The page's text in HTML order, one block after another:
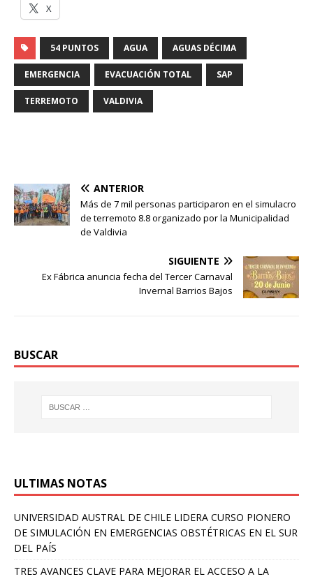
X
54 PUNTOS AGUA AGUAS DÉCIMA
EMERGENCIA EVACUACIÓN TOTAL SAP
TERREMOTO VALDIVIA
ANTERIOR
Más de 7 mil personas participaron en el simulacro
de terremoto 8.8 organizado por la Municipalidad
de Valdivia
SIGUIENTE
Ex Fábrica anuncia fecha del Tercer Carnaval
Invernal Barrios Bajos
BUSCAR
ULTIMAS NOTAS
UNIVERSIDAD AUSTRAL DE CHILE LIDERA CURSO PIONERO
DE SIMULACIÓN EN EMERGENCIAS OBSTÉTRICAS EN EL SUR
DEL PAÍS
TRES AVANCES CLAVE PARA MEJORAR EL ACCESO A LA